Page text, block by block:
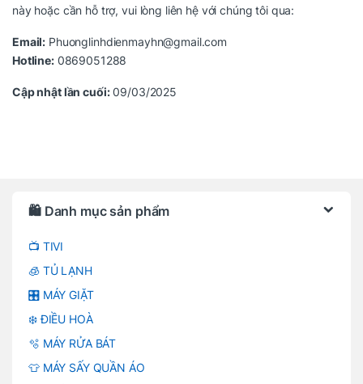
này hoặc cần hỗ trợ, vui lòng liên hệ với chúng tôi qua:
Email: Phuonglinhdienmayhn@gmail.com
Hotline:0869051288
Cập nhật lần cuối:09/03/2025
🛍️ Danh mục sản phẩm
📺 TIVI
🧊 TỦ LẠNH
🎛️ MÁY GIẶT
❄️ ĐIỀU HOÀ
🫧 MÁY RỬA BÁT
👕 MÁY SẤY QUẦN ÁO